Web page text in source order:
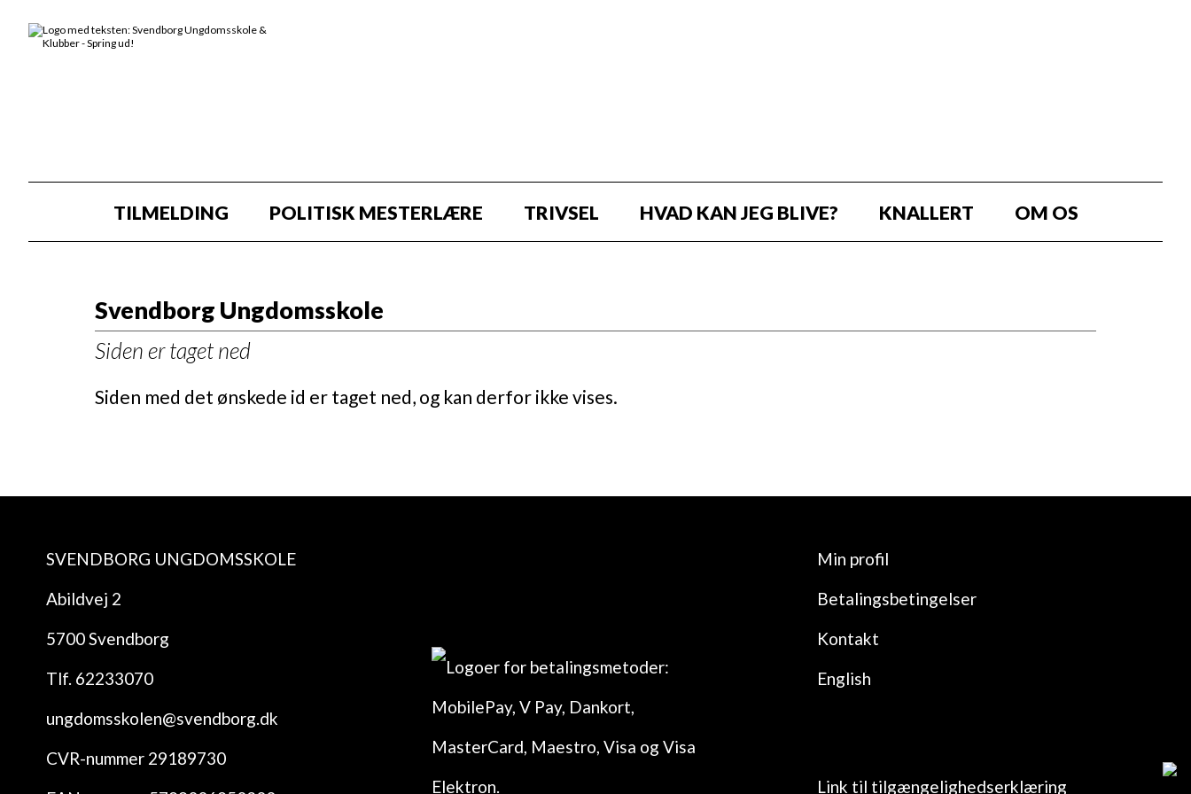
TILMELDING POLITISK MESTERLÆRE TRIVSEL HVAD KAN JEG BLIVE? KNALLERT OM OS
Svendborg Ungdomsskole
Siden er taget ned
Siden med det ønskede id er taget ned, og kan derfor ikke vises.
SVENDBORG UNGDOMSSKOLE
Abildvej 2
5700 Svendborg
Tlf. 62233070
ungdomsskolen@svendborg.dk
CVR-nummer 29189730
Min profil
Betalingsbetingelser
Kontakt
English
Link til tilgængelighedserklæring